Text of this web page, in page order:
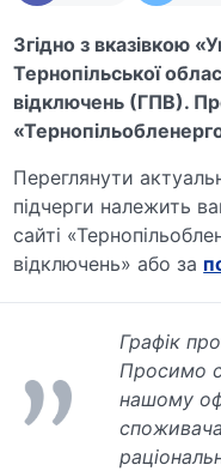
Згідно з вказівкою
Тернопільської
відключень (ГПВ).
Переглянути
підчерги належить
сайті
відключень» або за
Графік
Просимо
нашому